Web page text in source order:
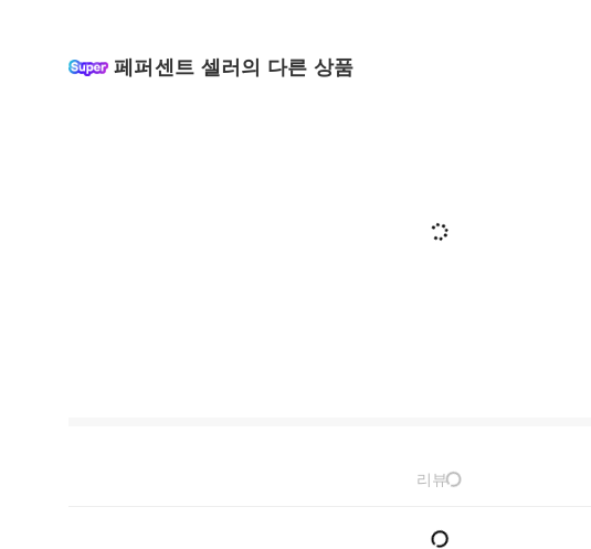
페퍼센트 셀러의 다른 상품
리뷰